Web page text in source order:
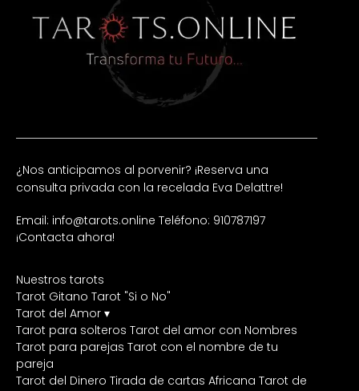
¿Nos anticipamos al porvenir? ¡Reserva una
consulta privada con la recelada Eva Delattre!
Email: info@tarots.online Teléfono: 910787197
¡Contacta ahora!
Nuestros tarots
Tarot Gitano Tarot "Si o No"
Tarot del Amor ▾
Tarot para solteros Tarot del amor con Nombres
Tarot para parejas Tarot con el nombre de tu
pareja
Tarot del Dinero Tirada de cartas Africana Tarot de